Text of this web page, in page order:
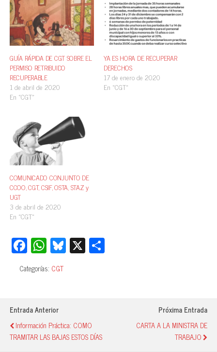
GUÍA RÁPIDA DE CGT SOBRE EL
PERMISO RETRIBUIDO
RECUPERABLE
1 de abril de 2020
En «CGT»
YA ES HORA DE RECUPERAR
DERECHOS
17 de enero de 2020
En «CGT»
COMUNICADO CONJUNTO DE
CCOO, CGT, CSIF, OSTA, STAZ y
UGT
3 de abril de 2020
En «CGT»
Fa
ce
bo
ok
W
ha
ts
A
pp
Bl
ue
y
X
pa
Categorías: CGT
Entrada Anterior
Información Práctica: COMO
TRAMITAR LAS BAJAS ESTOS DÍAS
Próxima Entrada
CARTA A LA MINISTRA DE
TRABAJO